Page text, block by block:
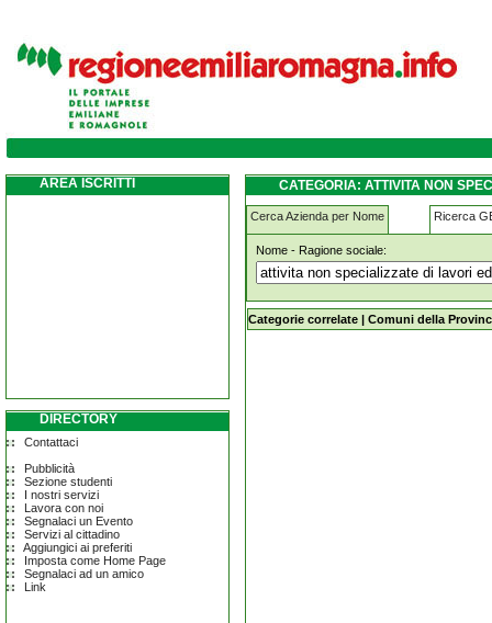
attivita-non-specializzate-di-lavori-edili
AREA ISCRITTI
DIRECTORY
Contattaci
Pubblicità
Sezione studenti
I nostri servizi
Lavora con noi
Segnalaci un Evento
Servizi al cittadino
Aggiungici ai preferiti
Imposta come Home Page
Segnalaci ad un amico
Link
CATEGORIA: ATTIVITA NON
Cerca Azienda per Nome Ricerca
Nome - Ragione sociale:
attivita-non-specializzate-di-lavori-
Categorie correlate | Comuni della